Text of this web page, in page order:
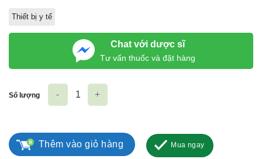
Thiết bị y tế
Chat với dược sĩ
Tư vấn thuốc và đặt hàng
Số lượng
Thêm vào giỏ hàng Mua ngay